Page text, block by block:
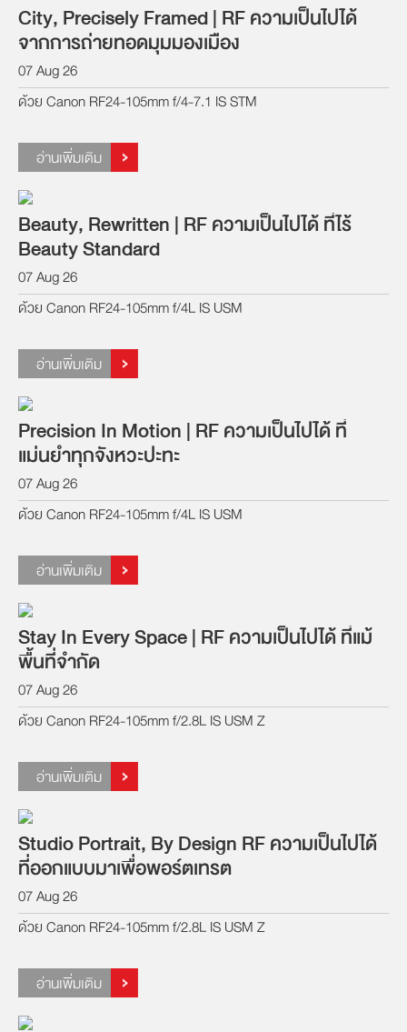
City, Precisely Framed | RF ความเป็นไปได้
จากการถ่ายทอดมุมมองเมือง
07 Aug 26
ด้วย Canon RF24-105mm f/4-7.1 IS STM
อ่านเพิ่มเติม
Beauty, Rewritten | RF ความเป็นไปได้ ที่ไร้
Beauty Standard
07 Aug 26
ด้วย Canon RF24-105mm f/4L IS USM
อ่านเพิ่มเติม
Precision In Motion | RF ความเป็นไปได้ ที่
แม่นยำทุกจังหวะปะทะ
07 Aug 26
ด้วย Canon RF24-105mm f/4L IS USM
อ่านเพิ่มเติม
Stay In Every Space | RF ความเป็นไปได้ ที่แม้
พื้นที่จำกัด
07 Aug 26
ด้วย Canon RF24-105mm f/2.8L IS USM Z
อ่านเพิ่มเติม
Studio Portrait, By Design RF ความเป็นไปได้
ที่ออกแบบมาเพื่อพอร์ตเทรต
07 Aug 26
ด้วย Canon RF24-105mm f/2.8L IS USM Z
อ่านเพิ่มเติม